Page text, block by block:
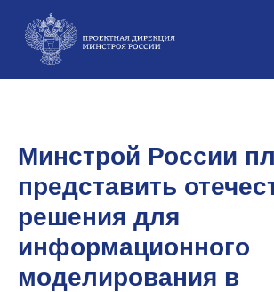
Минстрой России
представить
решения для
информационного
моделирования в